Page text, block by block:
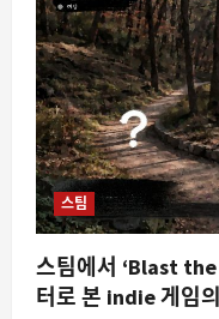
스팀
스팀에서 ‘Blast the
터로 본 indie 게임